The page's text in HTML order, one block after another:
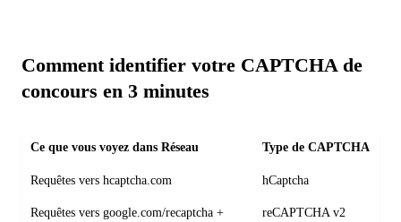
Comment identifier votre CAPTCHA de
concours en 3 minutes
Ce que vous voyez dans Réseau Type de CAPTCHA
Requêtes vers hcaptcha.com hCaptcha
Requêtes vers google.com/recaptcha +
reCAPTCHA v2